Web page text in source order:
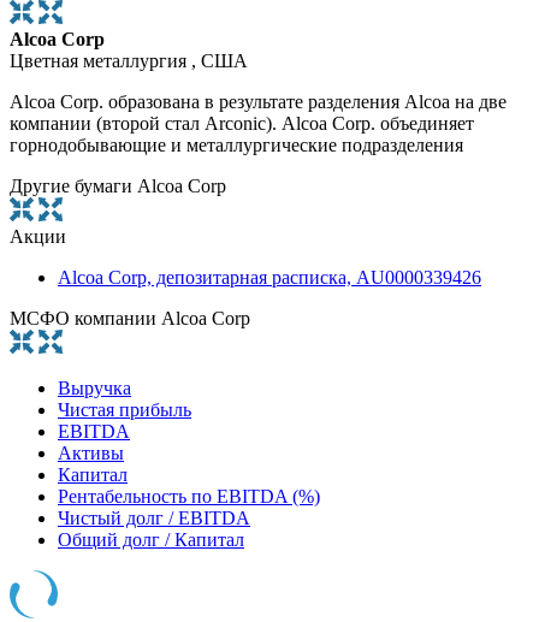
Alcoa Corp
Цветная металлургия , США
Alcoa Corp. образована в результате разделения Alcoa на две
компании (второй стал Arconic). Alcoa Corp. объединяет
горнодобывающие и металлургические подразделения
Другие бумаги Alcoa Corp
Акции
Alcoa Corp, депозитарная расписка, AU0000339426
МСФО компании Alcoa Corp
Выручка
Чистая прибыль
EBITDA
Активы
Капитал
Рентабельность по EBITDA (%)
Чистый долг / EBITDA
Общий долг / Капитал